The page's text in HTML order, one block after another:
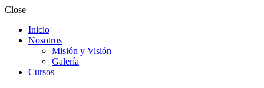
Close
Inicio
Nosotros
Misión y Visión
Galería
Cursos